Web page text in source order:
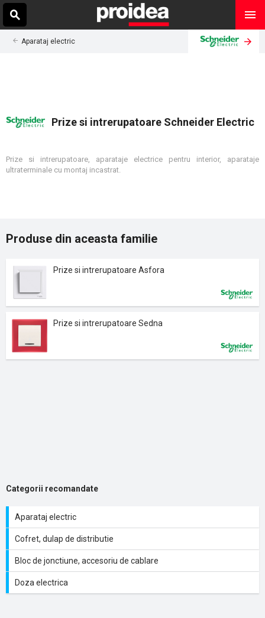
Aparataj electric
Prize si intrerupatoare Schneider Electric
Prize si intrerupatoare, aparataje electrice pentru interior, aparataje
ultraterminale cu montaj incastrat.
Produse din aceasta familie
Prize si intrerupatoare Asfora
Prize si intrerupatoare Sedna
Categorii recomandate
Aparataj electric
Cofret, dulap de distributie
Bloc de jonctiune, accesoriu de cablare
Doza electrica